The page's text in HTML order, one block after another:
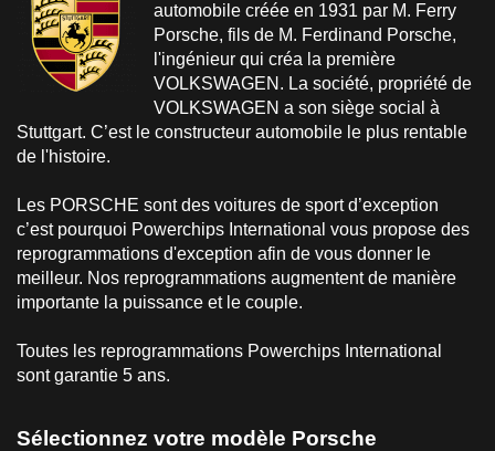
automobile créée en 1931 par M. Ferry
Porsche, fils de M. Ferdinand Porsche,
l'ingénieur qui créa la première
VOLKSWAGEN. La société, propriété de
VOLKSWAGEN a son siège social à
Stuttgart. C’est le constructeur automobile le plus rentable
de l'histoire.
Les PORSCHE sont des voitures de sport d’exception
c’est pourquoi Powerchips International vous propose des
reprogrammations d'exception afin de vous donner le
meilleur. Nos reprogrammations augmentent de manière
importante la puissance et le couple.
Toutes les reprogrammations Powerchips International
sont garantie 5 ans.
Sélectionnez votre modèle Porsche